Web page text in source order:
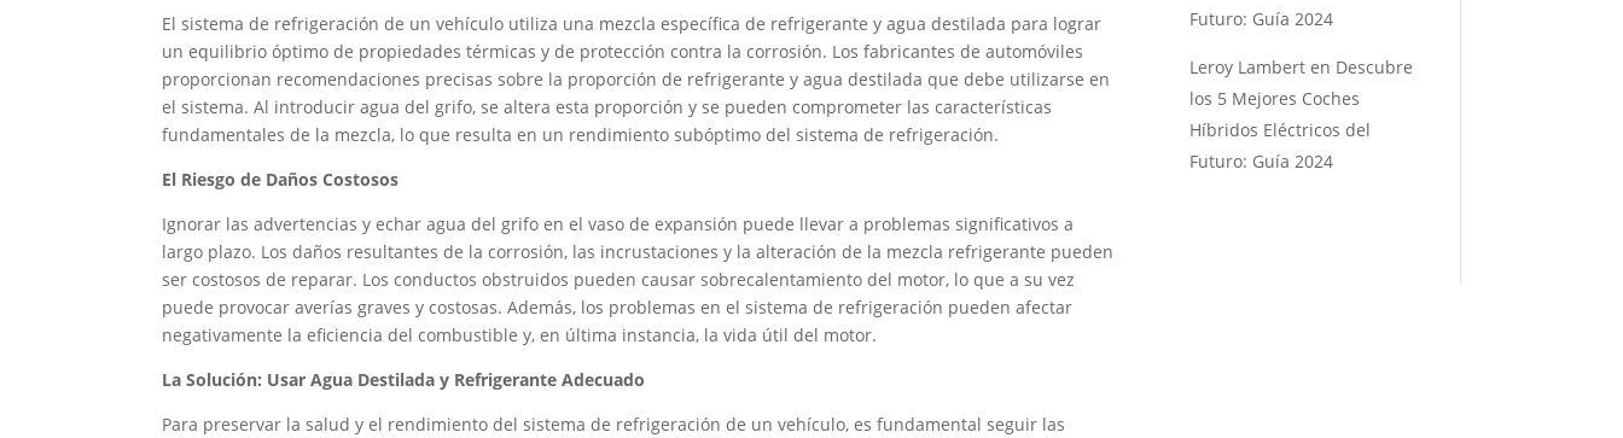
El sistema de refrigeración de un vehículo utiliza una mezcla específica de refrigerante y agua destilada para lograr
un equilibrio óptimo de propiedades térmicas y de protección contra la corrosión. Los fabricantes de automóviles
proporcionan recomendaciones precisas sobre la proporción de refrigerante y agua destilada que debe utilizarse en
el sistema. Al introducir agua del grifo, se altera esta proporción y se pueden comprometer las características
fundamentales de la mezcla, lo que resulta en un rendimiento subóptimo del sistema de refrigeración.
El Riesgo de Daños Costosos
Ignorar las advertencias y echar agua del grifo en el vaso de expansión puede llevar a problemas significativos a
largo plazo. Los daños resultantes de la corrosión, las incrustaciones y la alteración de la mezcla refrigerante pueden
ser costosos de reparar. Los conductos obstruidos pueden causar sobrecalentamiento del motor, lo que a su vez
puede provocar averías graves y costosas. Además, los problemas en el sistema de refrigeración pueden afectar
negativamente la eficiencia del combustible y, en última instancia, la vida útil del motor.
La Solución: Usar Agua Destilada y Refrigerante Adecuado
Para preservar la salud y el rendimiento del sistema de refrigeración de un vehículo, es fundamental seguir las
Futuro: Guía 2024
Leroy Lambert en Descubre
los 5 Mejores Coches
Híbridos Eléctricos del
Futuro: Guía 2024